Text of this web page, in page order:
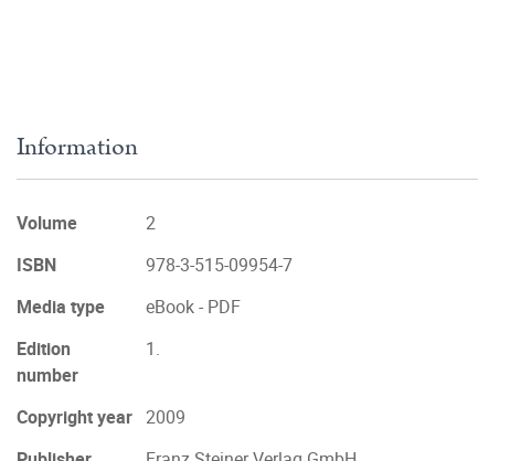
Information
Volume
2
ISBN
978-3-515-09954-7
Media type
eBook - PDF
Edition
number
1.
Copyright year 2009